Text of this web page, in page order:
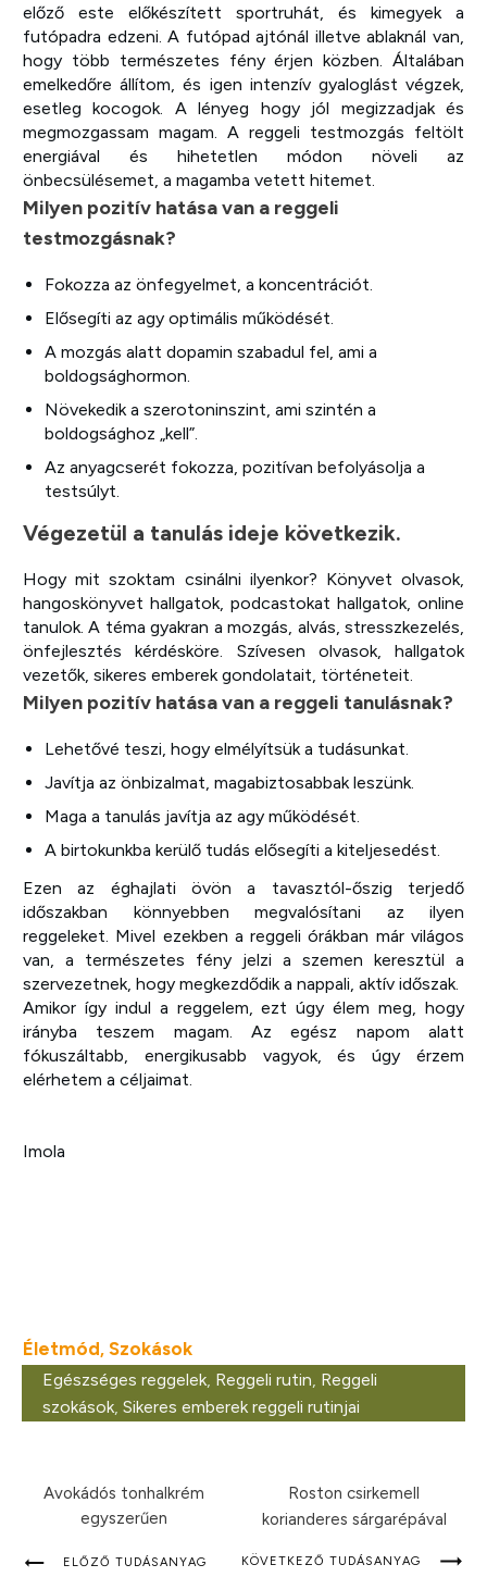
előző este előkészített sportruhát, és kimegyek a
futópadra edzeni. A futópad ajtónál illetve ablaknál van,
hogy több természetes fény érjen közben. Általában
emelkedőre állítom, és igen intenzív gyaloglást végzek,
esetleg kocogok. A lényeg hogy jól megizzadjak és
megmozgassam magam. A reggeli testmozgás feltölt
energiával és hihetetlen módon növeli az
önbecsülésemet, a magamba vetett hitemet.
Milyen pozitív hatása van a reggeli
testmozgásnak?
Fokozza az önfegyelmet, a koncentrációt.
Elősegíti az agy optimális működését.
A mozgás alatt dopamin szabadul fel, ami a
boldogsághormon.
Növekedik a szerotoninszint, ami szintén a
boldogsághoz „kell”.
Az anyagcserét fokozza, pozitívan befolyásolja a
testsúlyt.
Végezetül a tanulás ideje következik.
Hogy mit szoktam csinálni ilyenkor? Könyvet olvasok,
hangoskönyvet hallgatok, podcastokat hallgatok, online
tanulok. A téma gyakran a mozgás, alvás, stresszkezelés,
önfejlesztés kérdésköre. Szívesen olvasok, hallgatok
vezetők, sikeres emberek gondolatait, történeteit.
Milyen pozitív hatása van a reggeli tanulásnak?
Lehetővé teszi, hogy elmélyítsük a tudásunkat.
Javítja az önbizalmat, magabiztosabbak leszünk.
Maga a tanulás javítja az agy működését.
A birtokunkba kerülő tudás elősegíti a kiteljesedést.
Ezen az éghajlati övön a tavasztól-őszig terjedő
időszakban könnyebben megvalósítani az ilyen
reggeleket. Mivel ezekben a reggeli órákban már világos
van, a természetes fény jelzi a szemen keresztül a
szervezetnek, hogy megkezdődik a nappali, aktív időszak.
Amikor így indul a reggelem, ezt úgy élem meg, hogy
irányba teszem magam. Az egész napom alatt
fókuszáltabb, energikusabb vagyok, és úgy érzem
elérhetem a céljaimat.
Imola
Életmód, Szokások
Egészséges reggelek Reggeli rutin Reggeli
szokások Sikeres emberek reggeli rutinjai
Avokádós tonhalkrém
egyszerűen
Roston csirkemell
korianderes sárgarépával
ELŐZŐ TUDÁSANYAG KÖVETKEZŐ TUDÁSANYAG